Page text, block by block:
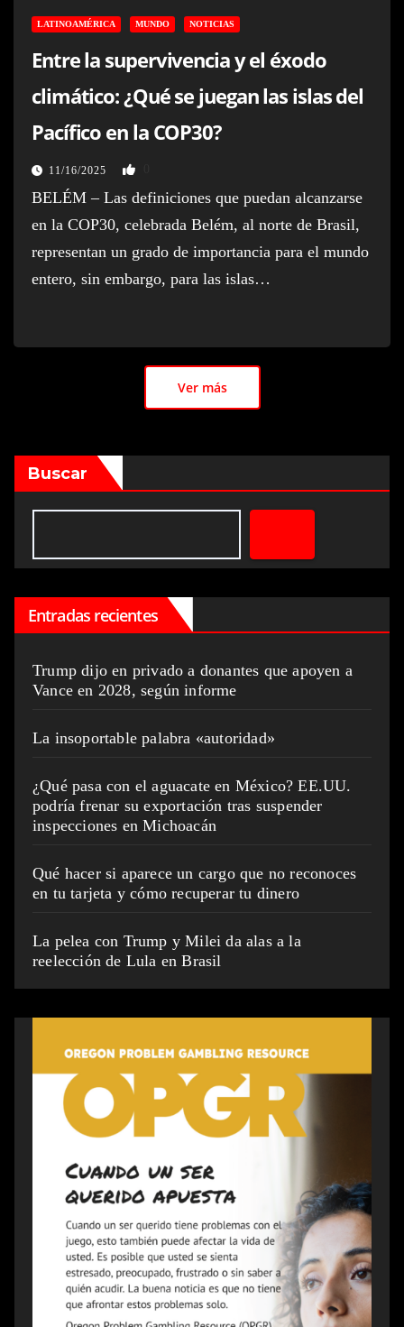
LATINOAMÉRICA MUNDO NOTICIAS
Entre la supervivencia y el éxodo
climático: ¿Qué se juegan las islas del
Pacífico en la COP30?
11/16/2025
BELÉM – Las definiciones que puedan alcanzarse
en la COP30, celebrada Belém, al norte de Brasil,
representan un grado de importancia para el mundo
entero, sin embargo, para las islas…
Ver más
Buscar
Entradas recientes
Trump dijo en privado a donantes que apoyen a
Vance en 2028, según informe
La insoportable palabra «autoridad»
¿Qué pasa con el aguacate en México? EE.UU.
podría frenar su exportación tras suspender
inspecciones en Michoacán
Qué hacer si aparece un cargo que no reconoces
en tu tarjeta y cómo recuperar tu dinero
La pelea con Trump y Milei da alas a la
reelección de Lula en Brasil